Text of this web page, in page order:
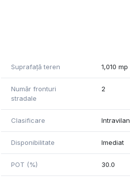
Suprafață teren 1,010 mp
Număr fronturi
stradale
2
Clasificare Intravilan
Disponibilitate Imediat
POT (%) 30.0